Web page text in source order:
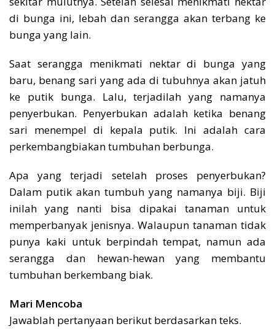
di bunga ini, lebah dan serangga akan terbang ke
bunga yang lain.
Saat serangga menikmati nektar di bunga yang
baru, benang sari yang ada di tubuhnya akan jatuh
ke putik bunga. Lalu, terjadilah yang namanya
penyerbukan. Penyerbukan adalah ketika benang
sari menempel di kepala putik. Ini adalah cara
perkembangbiakan tumbuhan berbunga.
Apa yang terjadi setelah proses penyerbukan?
Dalam putik akan tumbuh yang namanya biji. Biji
inilah yang nanti bisa dipakai tanaman untuk
memperbanyak jenisnya. Walaupun tanaman tidak
punya kaki untuk berpindah tempat, namun ada
serangga dan hewan-hewan yang membantu
tumbuhan berkembang biak.
Mari Mencoba
Jawablah pertanyaan berikut berdasarkan teks.